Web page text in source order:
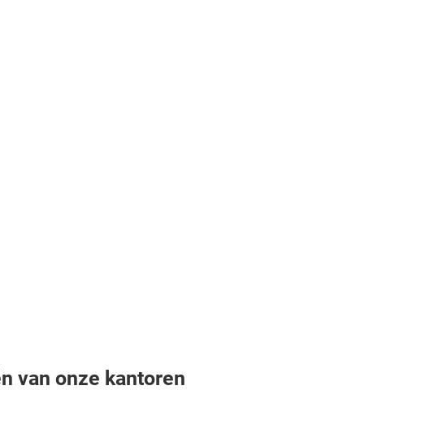
van onze kantoren